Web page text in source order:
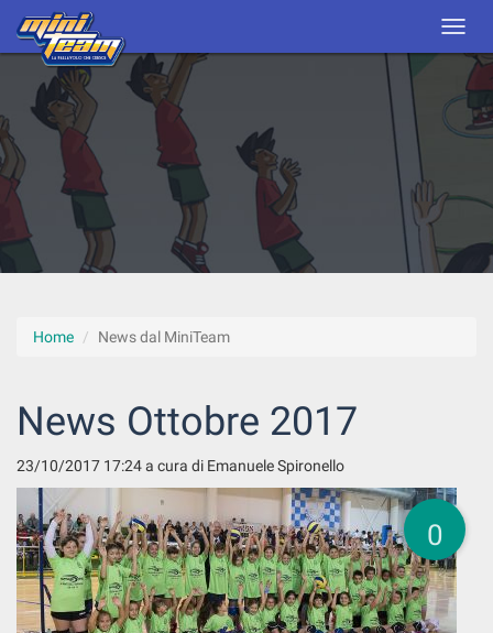
Home News dal MiniTeam
News Ottobre 2017
23/10/2017 17:24a cura di Emanuele Spironello
0